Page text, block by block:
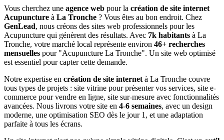
Vous cherchez une agence web pour la création de site internet
Acupuncture à La Tronche ? Vous êtes au bon endroit. Chez
GenLead, nous créons des sites web professionnels pour les
Acupuncture qui génèrent des résultats. Avec 7k habitants à La
Tronche, votre marché local représente environ 46+ recherches
mensuelles pour "Acupuncture La Tronche". Un site web optimisé
est essentiel pour capter cette demande.
Notre expertise en création de site internet à La Tronche couvre
tous types de projets : site vitrine pour présenter vos services, site e-
commerce pour vendre en ligne, site sur-mesure avec fonctionnalités
avancées. Nous livrons votre site en 4-6 semaines, avec un design
moderne, une optimisation SEO dès le jour 1, et une adaptation
parfaite à tous les écrans.